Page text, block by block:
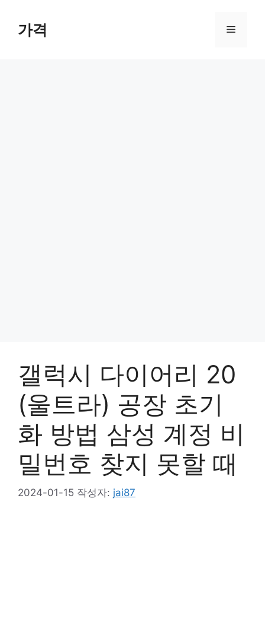
가격 메
갤럭시 다이어리 20
(울트라) 공장 초기
화 방법 삼성 계정 비
밀번호 찾지 못할 때
2024-01-15 작성자: jai87